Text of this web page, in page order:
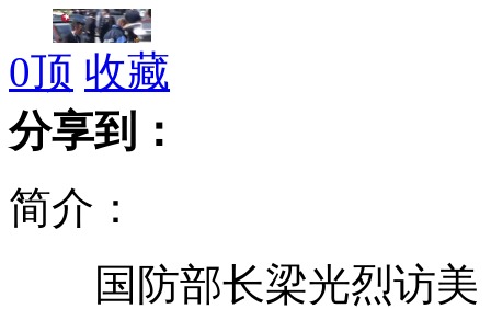
意核能公司首席执行官住宅内遭枪击
美特工妓门妓女称特工就像愚蠢畜生
0顶 收藏
分享到：
简介：
国防部长梁光烈访美